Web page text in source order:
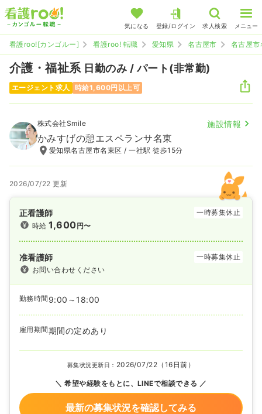
気になる 登録/ログイン 求人検索 メニュー
看護roo![カンゴルー] 看護roo! 転職 愛知県 名古屋市 名古屋市
介護・福祉系 日勤のみ / パート(非常勤)
エージェント求人 時給1,600円以上可
株式会社Smile 施設情報
かみすげの憩エスペランサ名東
愛知県名古屋市名東区 / 一社駅 徒歩15分
2026/07/22 更新
正看護師
一時募集休止
時給1,600円〜
准看護師
一時募集休止
お問い合わせください
勤務時間 9:00～18:00
雇用期間期間の定めあり
募集状況更新日： 2026/07/22（16日前）
希望や経験をもとに、LINEで相談できる
最新の募集状況を確認してみる